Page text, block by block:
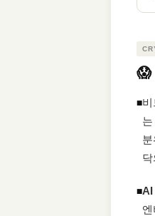
😱
◾
◾AI